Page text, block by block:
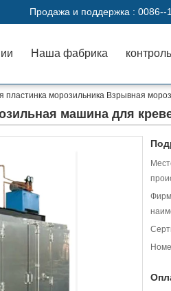
Продажа и поддержка : 0086--
Наша фабрика
пластинка морозильника Взрывная
машина для